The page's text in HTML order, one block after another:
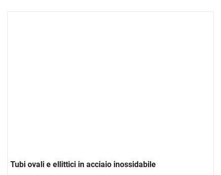
Tubi ovali e ellittici in acciaio inossidabile